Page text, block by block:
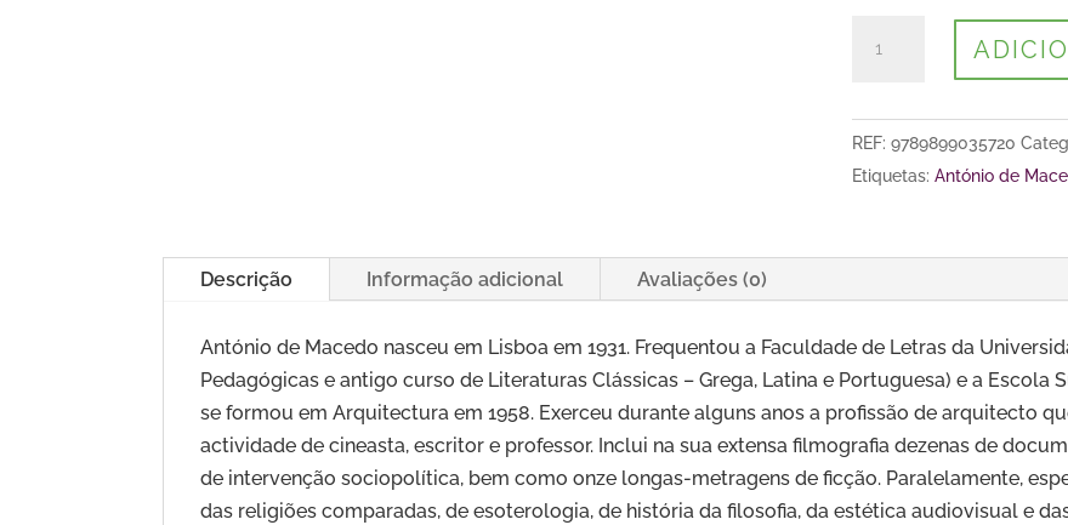
(2ª
REF: 9789899035720
Etiquetas: António de
Descrição Informação adicional Avaliações (0)
António de Macedo nasceu em Lisboa em 1931. Frequentou a Faculdade de Letras da
Pedagógicas e antigo curso de Literaturas Clássicas – Grega, Latina e Portuguesa) e a Escola
se formou em Arquitectura em 1958. Exerceu durante alguns anos a profissão de arquitecto
actividade de cineasta, escritor e professor. Inclui na sua extensa filmografia dezenas de
de intervenção sociopolítica, bem como onze longas-metragens de ficção. Paralelamente,
das religiões comparadas, de esoterologia, de história da filosofia, da estética audiovisual e